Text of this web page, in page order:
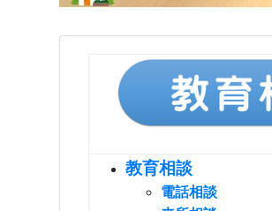
教育相談
電話相談